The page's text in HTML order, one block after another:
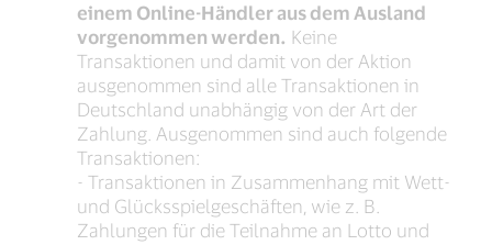
einem Online-Händler aus dem Ausland
vorgenommen werden. Keine
Transaktionen und damit von der Aktion
ausgenommen sind alle Transaktionen in
Deutschland unabhängig von der Art der
Zahlung. Ausgenommen sind auch folgende
Transaktionen:
- Transaktionen in Zusammenhang mit Wett-
und Glücksspielgeschäften, wie z. B.
Zahlungen für die Teilnahme an Lotto und